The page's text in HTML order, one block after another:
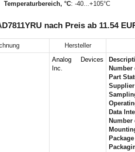
Temperaturbereich, °C: -40...+105°C
nach Preis ab 11.54
Hersteller
Analog Devices
Inc.
Number
Part
Supplier
Data
Number